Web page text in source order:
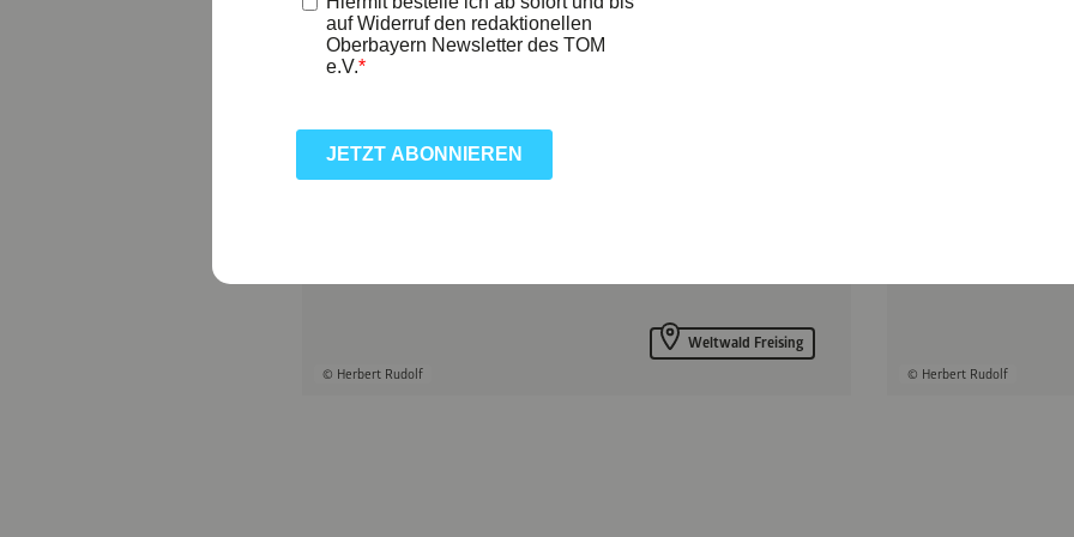
Weltwald Freising
© Herbert Rudolf © Herbert Rudolf